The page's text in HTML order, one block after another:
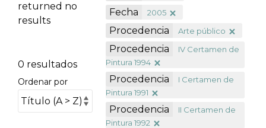
returned no
results
0 resultados
Ordenar por
Fecha 2005
Procedencia Arte público
Procedencia
IV Certamen de
Pintura 1994
Procedencia
I Certamen de
Pintura 1991
Procedencia
II Certamen de
Pintura 1992